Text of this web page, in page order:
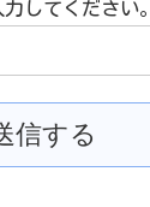
してください。